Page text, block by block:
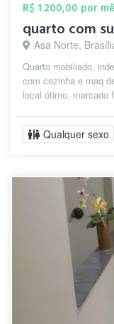
R$ 1.200,00 por
quarto com
Asa Norte,
Quarto mobiliado,
com cozinha e maq
local ótimo. mercado
Qualquer sexo